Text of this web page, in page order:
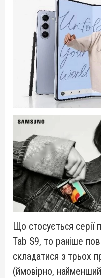
Що стосується серії
Tab S9, то раніше
складатися з трьох
(ймовірно,